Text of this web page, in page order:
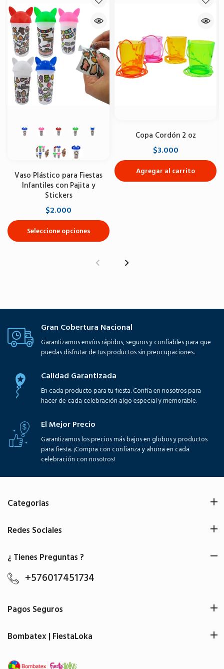
Vaso Plástico para Fiestas
Infantiles con Pajita y
Stickers
$2.000
Seleccione opciones
Copa Cordón 2 oz
$3.000
Agregar al carrito
Gran Cobertura Nacional
Garantizamos envíos rápidos, seguros y confiables para que
puedas disfrutar de tus productos sin preocupaciones.
Calidad Garantizada
En cada producto para tu fiesta. Confía en nosotros para
hacer de cada celebración algo especial y memorable.
El Mejor Precio
Garantizamos los precios más bajos en globos y productos
para fiesta. ¡Compra con confianza y ahorra en cada
celebración con nosotros!
Categorias
Redes Sociales
¿ Tienes Preguntas ?
+576017451734
Pagos Seguros
Bombatex | FiestaLoka